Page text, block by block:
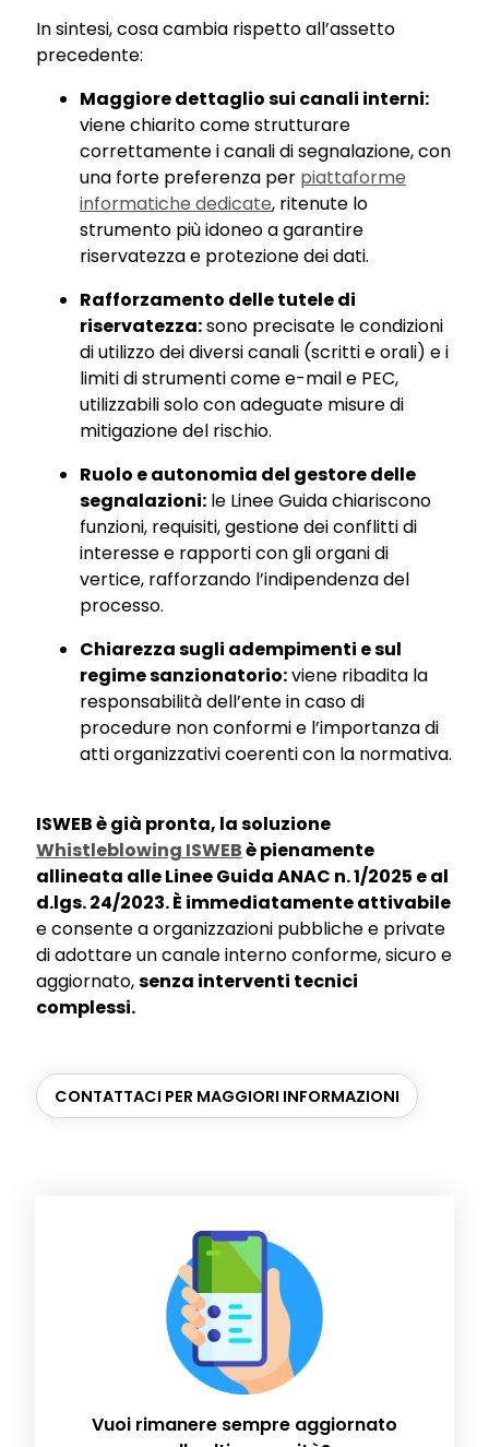
In sintesi, cosa cambia rispetto all’assetto
precedente:
Maggiore dettaglio sui canali interni:
viene chiarito come strutturare
correttamente i canali di segnalazione, con
una forte preferenza per piattaforme
informatiche dedicate, ritenute lo
strumento più idoneo a garantire
riservatezza e protezione dei dati.
Rafforzamento delle tutele di
riservatezza:sono precisate le condizioni
di utilizzo dei diversi canali (scritti e orali) e i
limiti di strumenti come e-mail e PEC,
utilizzabili solo con adeguate misure di
mitigazione del rischio.
Ruolo e autonomia del gestore delle
segnalazioni: le Linee Guida chiariscono
funzioni, requisiti, gestione dei conflitti di
interesse e rapporti con gli organi di
vertice, rafforzando l’indipendenza del
processo.
Chiarezza sugli adempimenti e sul
regime sanzionatorio:viene ribadita la
responsabilità dell’ente in caso di
procedure non conformi e l’importanza di
atti organizzativi coerenti con la normativa.
ISWEB è già pronta, la soluzione
Whistleblowing ISWEBè pienamente
allineata alle Linee Guida ANAC n. 1/2025 e al
d.lgs. 24/2023. È immediatamente attivabile
e consente a organizzazioni pubbliche e private
di adottare un canale interno conforme, sicuro e
aggiornato,senza interventi tecnici
complessi.
CONTATTACI PER MAGGIORI INFORMAZIONI
Vuoi rimanere sempre aggiornato